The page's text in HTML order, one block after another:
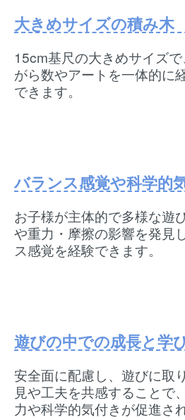
大きめサイズの積み木
15cm基尺の大きめサイズ
がら数やアートを一体的に
できます。
バランス感覚や科学的
お子様が主体的で多様な遊
や重力・摩擦の影響を発見
ス感覚を経験できます。
遊びの中での成長と学
安全面に配慮し、遊びに取
見や工夫を共感することで
力や科学的気付きが促進さ